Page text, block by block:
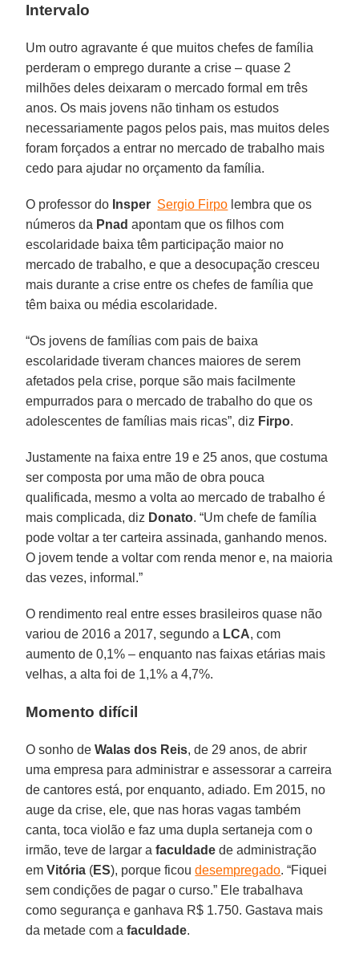
Intervalo
Um outro agravante é que muitos chefes de família
perderam o emprego durante a crise – quase 2
milhões deles deixaram o mercado formal em três
anos. Os mais jovens não tinham os estudos
necessariamente pagos pelos pais, mas muitos deles
foram forçados a entrar no mercado de trabalho mais
cedo para ajudar no orçamento da família.
O professor do Insper Sergio Firpo lembra que os
números da Pnad apontam que os filhos com
escolaridade baixa têm participação maior no
mercado de trabalho, e que a desocupação cresceu
mais durante a crise entre os chefes de família que
têm baixa ou média escolaridade.
“Os jovens de famílias com pais de baixa
escolaridade tiveram chances maiores de serem
afetados pela crise, porque são mais facilmente
empurrados para o mercado de trabalho do que os
adolescentes de famílias mais ricas”, diz Firpo.
Justamente na faixa entre 19 e 25 anos, que costuma
ser composta por uma mão de obra pouca
qualificada, mesmo a volta ao mercado de trabalho é
mais complicada, diz Donato. “Um chefe de família
pode voltar a ter carteira assinada, ganhando menos.
O jovem tende a voltar com renda menor e, na maioria
das vezes, informal.”
O rendimento real entre esses brasileiros quase não
variou de 2016 a 2017, segundo a LCA, com
aumento de 0,1% – enquanto nas faixas etárias mais
velhas, a alta foi de 1,1% a 4,7%.
Momento difícil
O sonho deWalas dos Reis, de 29 anos, de abrir
uma empresa para administrar e assessorar a carreira
de cantores está, por enquanto, adiado. Em 2015, no
auge da crise, ele, que nas horas vagas também
canta, toca violão e faz uma dupla sertaneja com o
irmão, teve de largar afaculdade de administração
emVitória (ES), porque ficoudesempregado. “Fiquei
sem condições de pagar o curso.” Ele trabalhava
como segurança e ganhava R$ 1.750. Gastava mais
da metade com afaculdade.